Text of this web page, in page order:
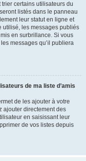
certains utilisateurs du
listés dans le panneau
leur statut en ligne et
utilisé, les messages publiés
en surbrillance. Si vous
messages qu’il publiera
de ma liste d’amis
de les ajouter à votre
ajouter directement des
en saisissant leur
de vos listes depuis